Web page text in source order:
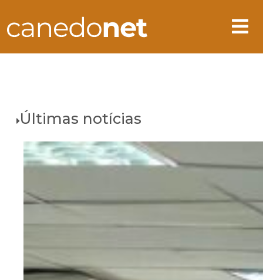
Últimas notícias